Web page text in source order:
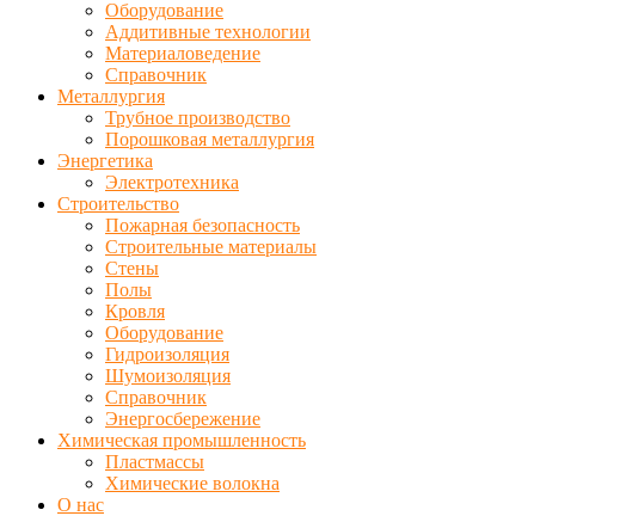
Оборудование
Аддитивные технологии
Материаловедение
Справочник
Металлургия
Трубное производство
Порошковая металлургия
Энергетика
Электротехника
Строительство
Пожарная безопасность
Строительные материалы
Стены
Полы
Кровля
Оборудование
Гидроизоляция
Шумоизоляция
Справочник
Энергосбережение
Химическая промышленность
Пластмассы
Химические волокна
О нас